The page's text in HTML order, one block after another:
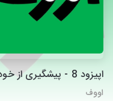
اپیزود 8 - پیشگیری از خودکشی
اووف